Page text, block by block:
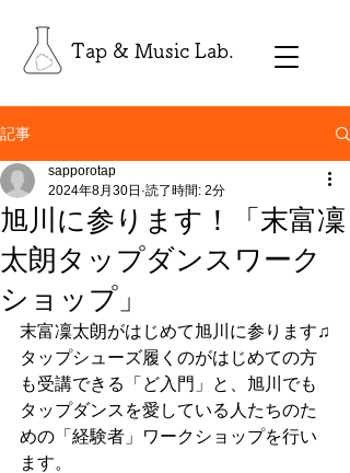
Tap & Music Lab.
記事
旭川に参ります！「末富凜
太朗タップダンスワーク
ショップ」
sapporotap
2024年8月30日 読了時間: 2分
末富凜太朗がはじめて旭川に参ります♫
タップシューズ履くのがはじめての方
も受講できる「ど入門」と、旭川でも
タップダンスを愛している人たちのた
めの「経験者」ワークショップを行い
ます。